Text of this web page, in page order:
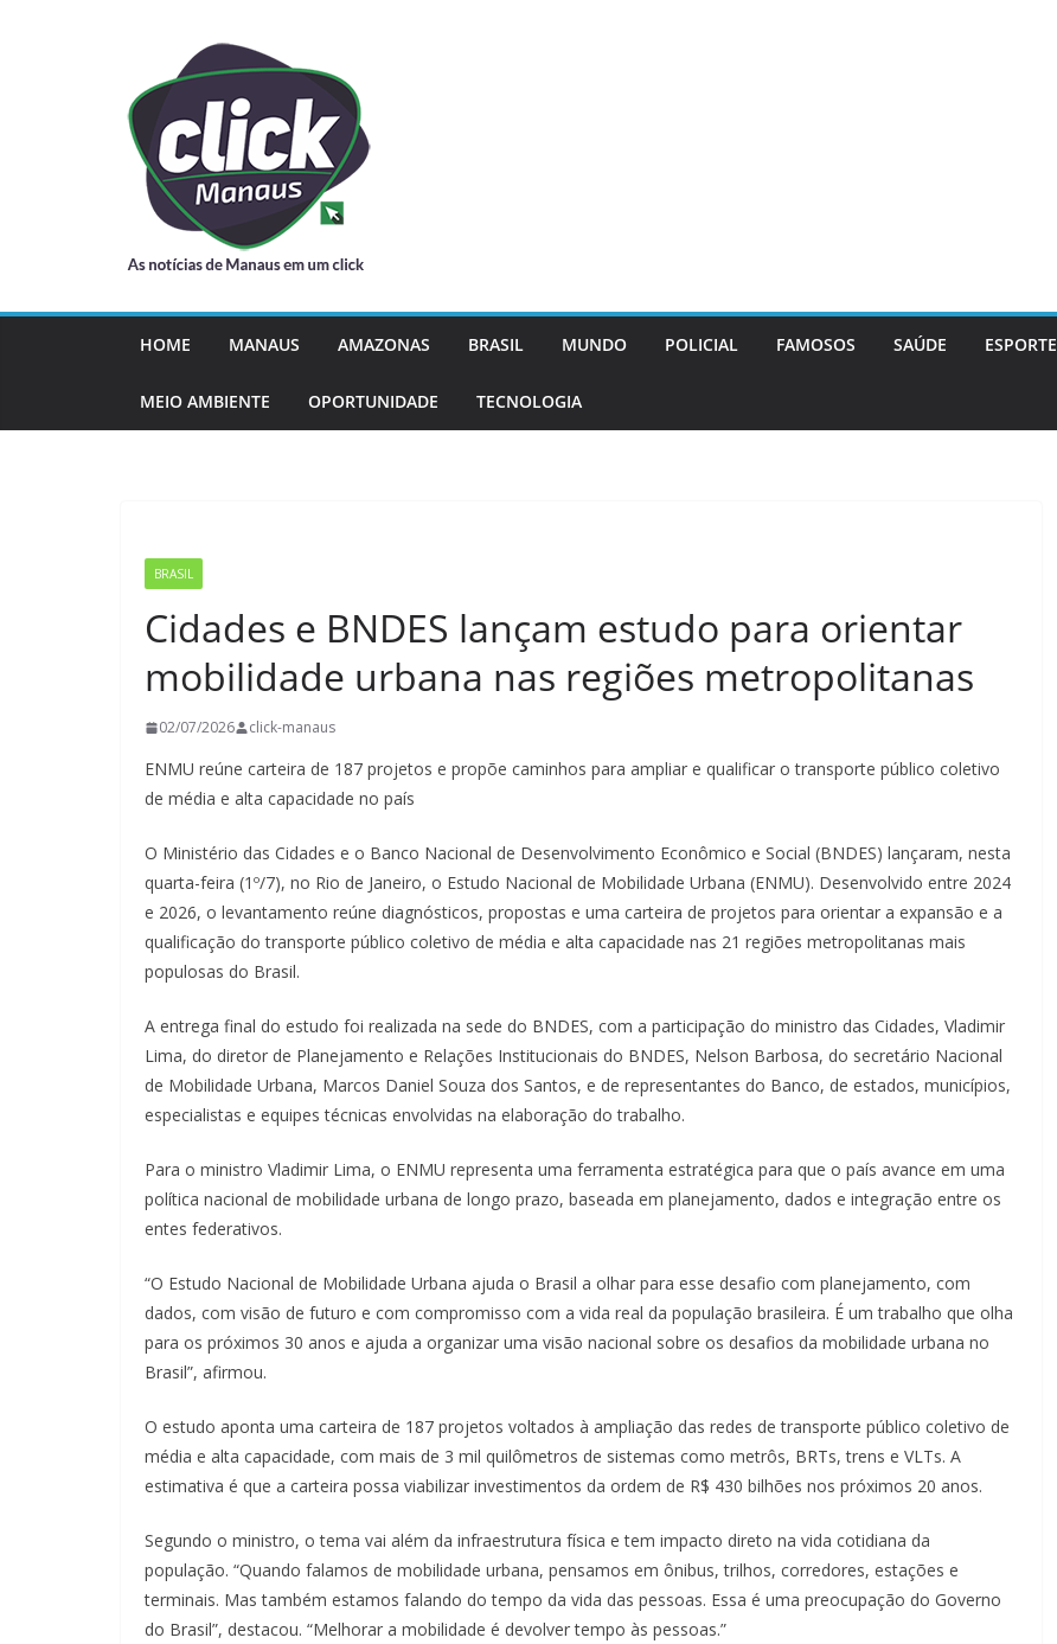
HOME MANAUS AMAZONAS BRASIL MUNDO POLICIAL FAMOSOS SAÚDE ESPORTE
MEIO AMBIENTE OPORTUNIDADE TECNOLOGIA
BRASIL
Cidades e BNDES lançam estudo para orientar
mobilidade urbana nas regiões metropolitanas
02/07/2026 click-manaus
ENMU reúne carteira de 187 projetos e propõe caminhos para ampliar e qualificar o transporte público coletivo
de média e alta capacidade no país
O Ministério das Cidades e o Banco Nacional de Desenvolvimento Econômico e Social (BNDES) lançaram, nesta
quarta-feira (1º/7), no Rio de Janeiro, o Estudo Nacional de Mobilidade Urbana (ENMU). Desenvolvido entre 2024
e 2026, o levantamento reúne diagnósticos, propostas e uma carteira de projetos para orientar a expansão e a
qualificação do transporte público coletivo de média e alta capacidade nas 21 regiões metropolitanas mais
populosas do Brasil.
A entrega final do estudo foi realizada na sede do BNDES, com a participação do ministro das Cidades, Vladimir
Lima, do diretor de Planejamento e Relações Institucionais do BNDES, Nelson Barbosa, do secretário Nacional
de Mobilidade Urbana, Marcos Daniel Souza dos Santos, e de representantes do Banco, de estados, municípios,
especialistas e equipes técnicas envolvidas na elaboração do trabalho.
Para o ministro Vladimir Lima, o ENMU representa uma ferramenta estratégica para que o país avance em uma
política nacional de mobilidade urbana de longo prazo, baseada em planejamento, dados e integração entre os
entes federativos.
“O Estudo Nacional de Mobilidade Urbana ajuda o Brasil a olhar para esse desafio com planejamento, com
dados, com visão de futuro e com compromisso com a vida real da população brasileira. É um trabalho que olha
para os próximos 30 anos e ajuda a organizar uma visão nacional sobre os desafios da mobilidade urbana no
Brasil”, afirmou.
O estudo aponta uma carteira de 187 projetos voltados à ampliação das redes de transporte público coletivo de
média e alta capacidade, com mais de 3 mil quilômetros de sistemas como metrôs, BRTs, trens e VLTs. A
estimativa é que a carteira possa viabilizar investimentos da ordem de R$ 430 bilhões nos próximos 20 anos.
Segundo o ministro, o tema vai além da infraestrutura física e tem impacto direto na vida cotidiana da
população. “Quando falamos de mobilidade urbana, pensamos em ônibus, trilhos, corredores, estações e
terminais. Mas também estamos falando do tempo da vida das pessoas. Essa é uma preocupação do Governo
do Brasil”, destacou. “Melhorar a mobilidade é devolver tempo às pessoas.”